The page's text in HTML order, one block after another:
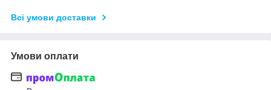
Всі умови доставки
Умови оплати